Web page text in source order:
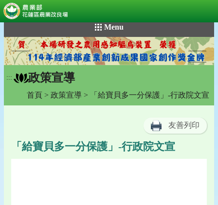
到
主
要
內
容
Menu
::: 政策宣導
首頁 > 政策宣導 > 「給寶貝多一分保護」-行政院文宣
友善列印
「給寶貝多一分保護」-行政院文宣